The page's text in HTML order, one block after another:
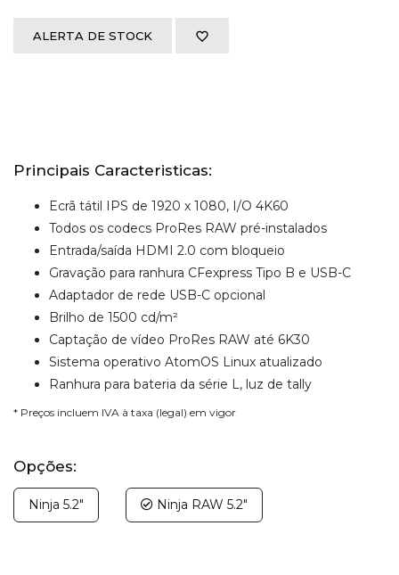
ALERTA DE STOCK
Principais Caracteristicas:
Ecrã tátil IPS de 1920 x 1080, I/O 4K60
Todos os codecs ProRes RAW pré-instalados
Entrada/saída HDMI 2.0 com bloqueio
Gravação para ranhura CFexpress Tipo B e USB-C
Adaptador de rede USB-C opcional
Brilho de 1500 cd/m²
Captação de vídeo ProRes RAW até 6K30
Sistema operativo AtomOS Linux atualizado
Ranhura para bateria da série L, luz de tally
* Preços incluem IVA à taxa (legal) em vigor
Opções:
Ninja 5.2" Ninja RAW 5.2"